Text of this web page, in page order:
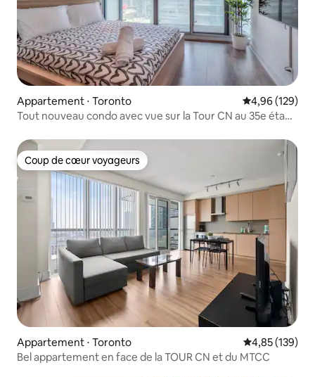
Appartement ⋅ Toronto Évaluation
4,96 (129)
Tout nouveau condo avec vue sur la Tour CN au 35e étage
Coup de cœur voyageurs
Coup de cœur voyageurs
Appartement ⋅ Toronto Évaluation
4,85 (139)
Bel appartement en face de la TOUR CN et du MTCC